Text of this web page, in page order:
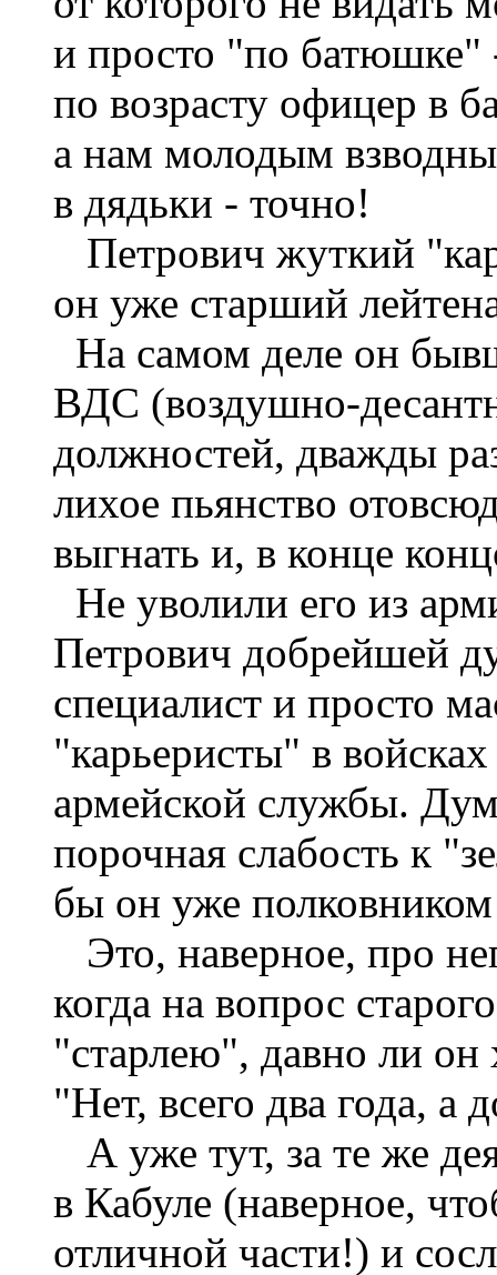
и просто "по
по возрасту офицер в
а нам молодым
в дядьки - точно!
Петрович жуткий
он уже старший
На самом деле он
ВДС (воздушно-
должностей, дважды
лихое пьянство
выгнать и, в конце
Не уволили его из
Петрович добрейшей
специалист и просто
"карьеристы" в
армейской службы.
порочная слабость к
бы он уже
Это, наверное, про
когда на вопрос
"старлею", давно ли он
"Нет, всего два года,
А уже тут, за те же
в Кабуле (наверное,
отличной части!) и